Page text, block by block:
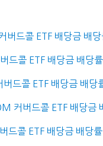
버드콜 ETF 배당금 배당
드콜 ETF 배당금 배당률
드콜 ETF 배당금 배당
커버드콜 ETF 배당금
드콜 ETF 배당금 배당률